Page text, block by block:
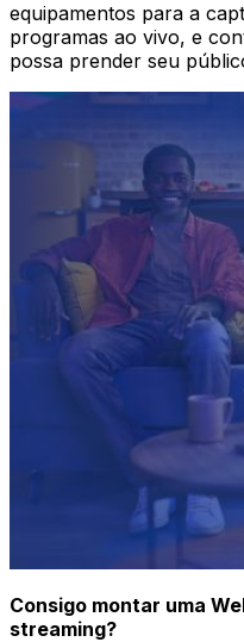
equipamentos para a
programas ao vivo, e
possa prender seu
Consigo montar uma
streaming?